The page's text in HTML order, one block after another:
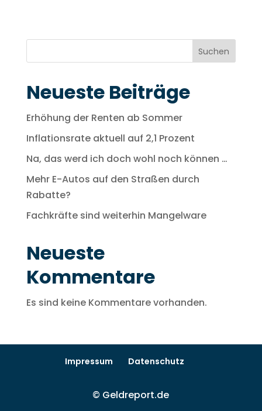
Suchen
Neueste Beiträge
Erhöhung der Renten ab Sommer
Inflationsrate aktuell auf 2,1 Prozent
Na, das werd ich doch wohl noch können …
Mehr E-Autos auf den Straßen durch
Rabatte?
Fachkräfte sind weiterhin Mangelware
Neueste
Kommentare
Es sind keine Kommentare vorhanden.
Impressum Datenschutz
© Geldreport.de